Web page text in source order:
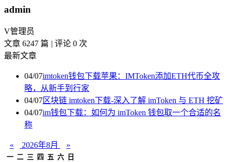
admin
V管理员
文章 6247 篇 | 评论 0 次
最新文章
04/07imtoken钱包下载苹果：IMToken添加ETH代币全攻
略，从新手到行家
04/07区块链 imtoken下载-深入了解 imToken 与 ETH 挖矿
04/07im钱包下载：如何为 imToken 钱包取一个合适的名
称
« 2026年8月 »
一 二 三 四 五 六 日